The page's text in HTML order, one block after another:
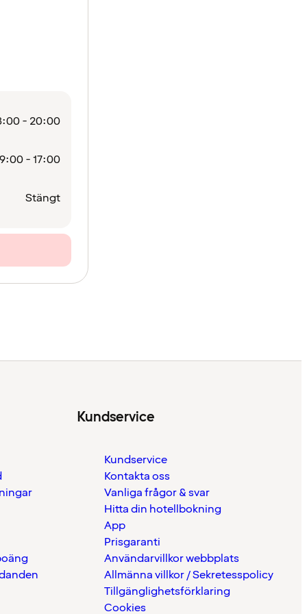
- 20:00
- 17:00
Stängt
Kundservice
Kundservice
Kontakta oss
Vanliga frågor & svar
Hitta din hotellbokning
App
Prisgaranti
Användarvillkor webbplats
Allmänna villkor / Sekretesspolicy
Tillgänglighetsförklaring
Cookies